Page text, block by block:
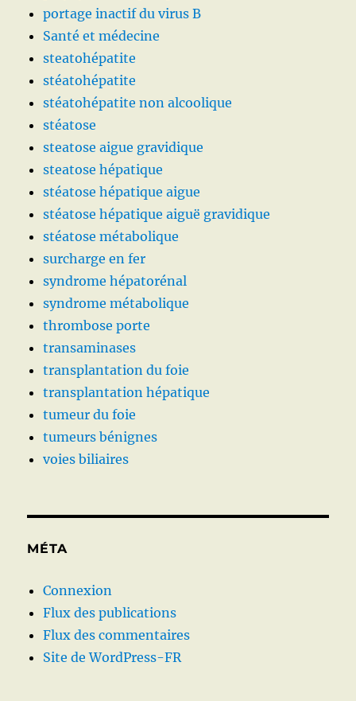
portage inactif du virus B
Santé et médecine
steatohépatite
stéatohépatite
stéatohépatite non alcoolique
stéatose
steatose aigue gravidique
steatose hépatique
stéatose hépatique aigue
stéatose hépatique aiguë gravidique
stéatose métabolique
surcharge en fer
syndrome hépatorénal
syndrome métabolique
thrombose porte
transaminases
transplantation du foie
transplantation hépatique
tumeur du foie
tumeurs bénignes
voies biliaires
MÉTA
Connexion
Flux des publications
Flux des commentaires
Site de WordPress-FR